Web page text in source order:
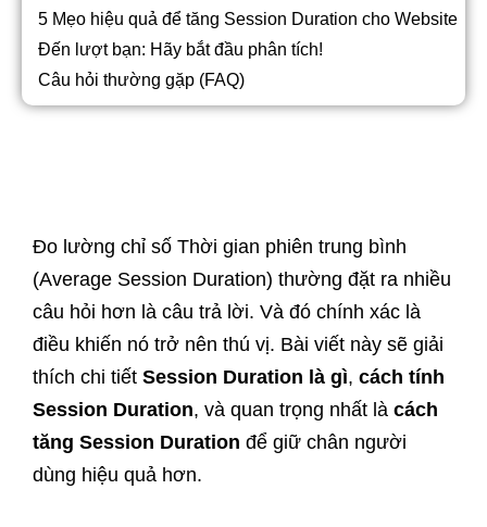
5 Mẹo hiệu quả để tăng Session Duration cho Website
Đến lượt bạn: Hãy bắt đầu phân tích!
Câu hỏi thường gặp (FAQ)
Đo lường chỉ số Thời gian phiên trung bình
(Average Session Duration) thường đặt ra nhiều
câu hỏi hơn là câu trả lời. Và đó chính xác là
điều khiến nó trở nên thú vị. Bài viết này sẽ giải
thích chi tiết Session Duration là gì, cách tính
Session Duration, và quan trọng nhất là cách
tăng Session Duration để giữ chân người
dùng hiệu quả hơn.